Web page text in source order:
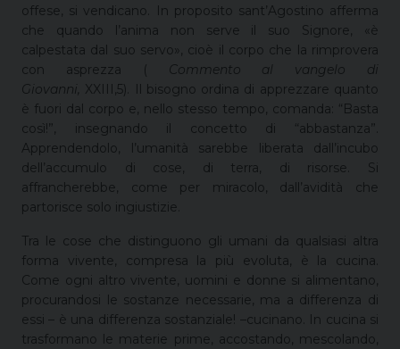
offese, si vendicano. In proposito sant’Agostino afferma
che quando l’anima non serve il suo Signore, «è
calpestata dal suo servo», cioè il corpo che la rimprovera
con asprezza ( Commento al vangelo di
Giovanni, XXIII,5). Il bisogno ordina di apprezzare quanto
è fuori dal corpo e, nello stesso tempo, comanda: “Basta
così!”, insegnando il concetto di “abbastanza”.
Apprendendolo, l’umanità sarebbe liberata dall’incubo
dell’accumulo di cose, di terra, di risorse. Si
affrancherebbe, come per miracolo, dall’avidità che
partorisce solo ingiustizie.
Tra le cose che distinguono gli umani da qualsiasi altra
forma vivente, compresa la più evoluta, è la cucina.
Come ogni altro vivente, uomini e donne si alimentano,
procurandosi le sostanze necessarie, ma a differenza di
essi – è una differenza sostanziale! –cucinano. In cucina si
trasformano le materie prime, accostando, mescolando,